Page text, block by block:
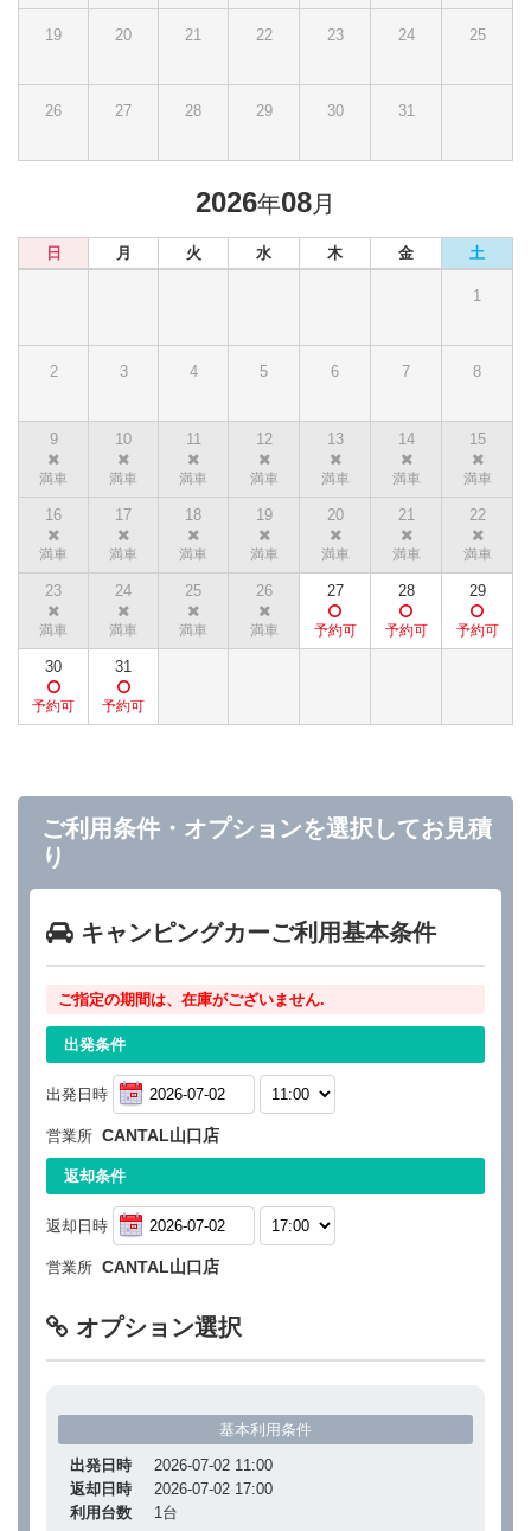
19 20 21 22 23 24 25
26 27 28 29 30 31
2026年08月
日 月 火 水 木 金 土
1
2 3 4 5 6 7 8
9 10 11 12 13 14 15
16 17 18 19 20 21 22
23 24 25 26 27 28 29
30 31
ご利用条件・オプションを選択してお見積
り
キャンピングカーご利用基本条件
ご指定の期間は、在庫がございません.
出発条件
出発日時
営業所 CANTAL山口店
返却条件
返却日時
営業所 CANTAL山口店
オプション選択
基本利用条件
出発日時
2026-07-02 11:00
返却日時
2026-07-02 17:00
利用台数
1台